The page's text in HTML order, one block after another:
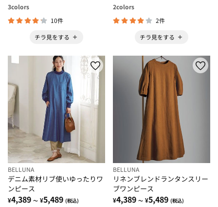
3colors
10件
チラ見をする
2colors
2件
チラ見をする
BELLUNA
デニム素材リブ使いゆったりワ
ンピース
¥4,389 ～ ¥5,489 (税込)
BELLUNA
リネンブレンドランタンスリー
ブワンピース
¥4,389 ～ ¥5,489 (税込)